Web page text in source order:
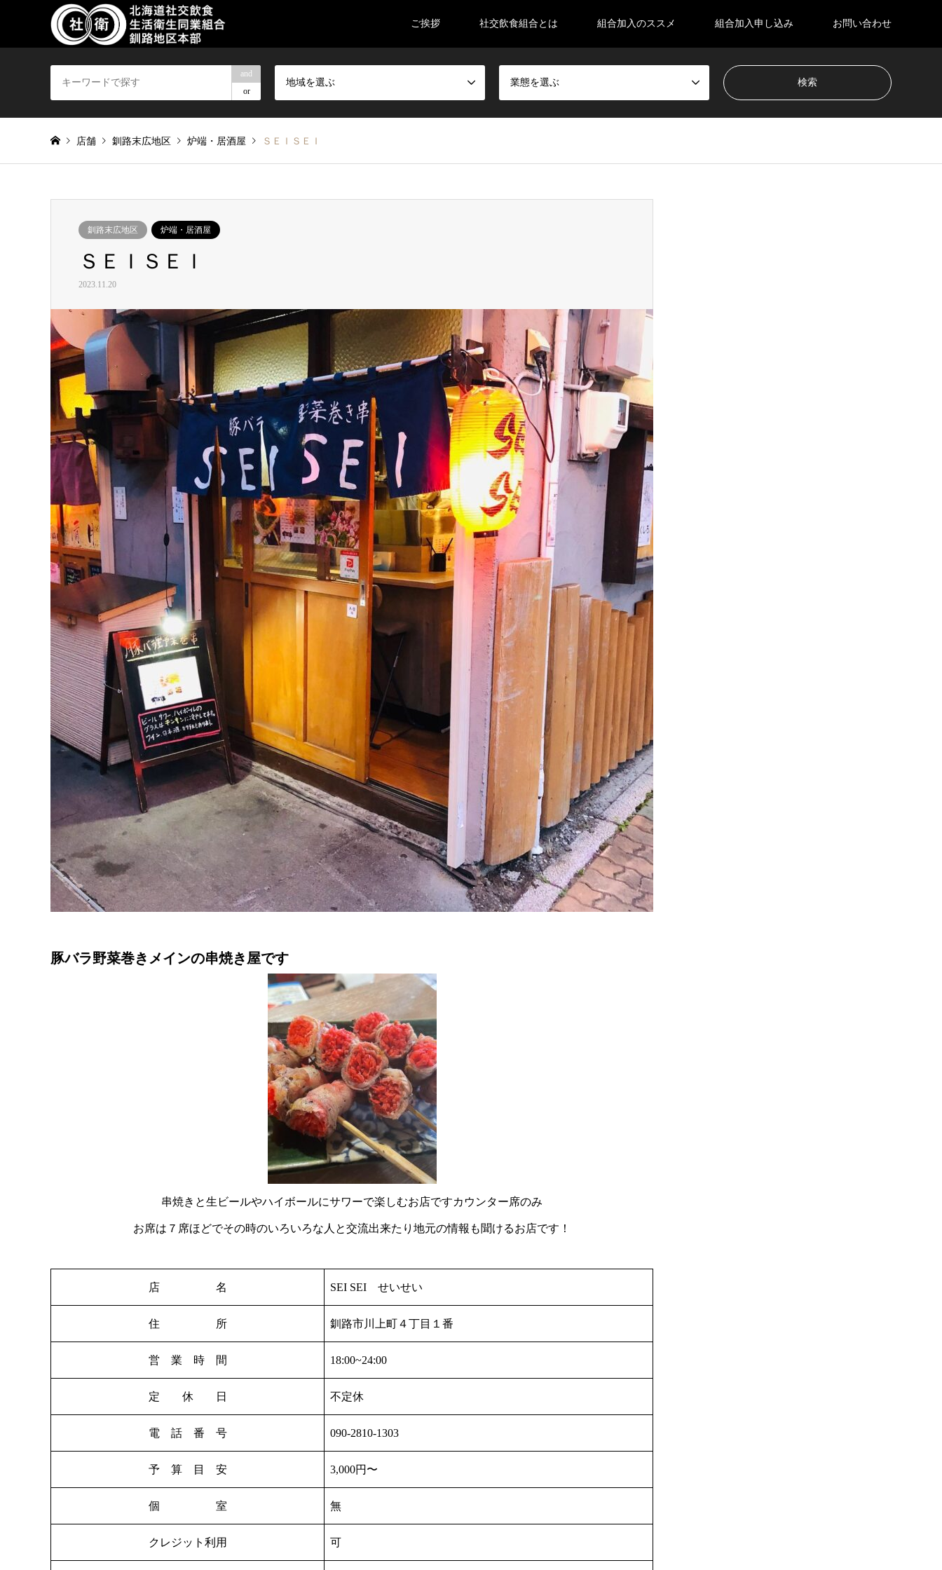
ご挨拶 社交飲食組合とは 組合加入のススメ 組合加入申し込み お問い合わせ
and
or
地域を選ぶ 業態を選ぶ
店舗 釧路末広地区 炉端・居酒屋 ＳＥＩＳＥＩ
釧路末広地区 炉端・居酒屋
ＳＥＩＳＥＩ
2023.11.20
豚バラ野菜巻きメインの串焼き屋です
串焼きと生ビールやハイボールにサワーで楽しむお店ですカウンター席のみ
お席は７席ほどでその時のいろいろな人と交流出来たり地元の情報も聞けるお店です！
店 名 SEI SEI せいせい
住 所 釧路市川上町４丁目１番
営 業 時 間 18:00~24:00
定 休 日 不定休
電 話 番 号 090-2810-1303
予 算 目 安 3,000円〜
個 室 無
クレジット利用 可